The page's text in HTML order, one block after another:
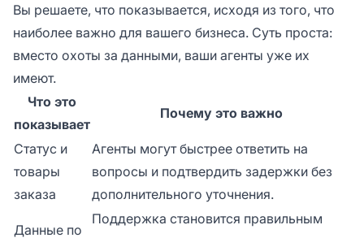
Вы решаете, что показывается, исходя из того, что
наиболее важно для вашего бизнеса. Суть проста:
вместо охоты за данными, ваши агенты уже их
имеют.
Что это
показывает
Почему это важно
Статус и
товары
заказа
Агенты могут быстрее ответить на
вопросы и подтвердить задержки без
дополнительного уточнения.
Данные по
Поддержка становится правильным